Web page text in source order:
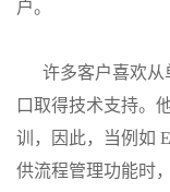
户。
许多客户喜欢从
口取得技术支持。
训，因此，当例如
供流程管理功能时